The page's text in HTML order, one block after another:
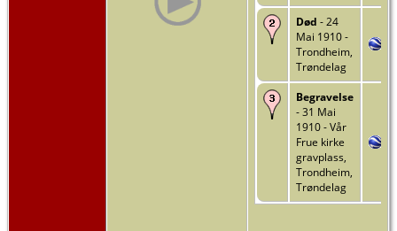
Død - 24
Mai 1910 -
Trondheim,
Trøndelag
Begravelse
- 31 Mai
1910 - Vår
Frue kirke
gravplass,
Trondheim,
Trøndelag